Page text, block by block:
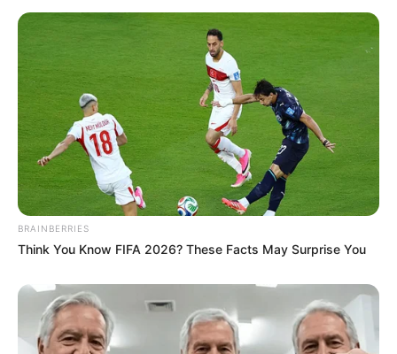
BRAINBERRIES
Think You Know FIFA 2026? These Facts May Surprise You